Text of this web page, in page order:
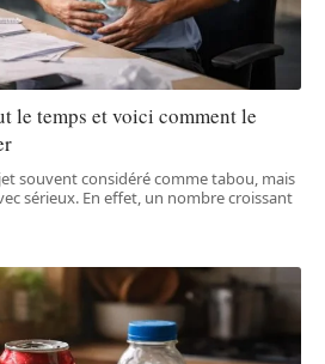
le temps et voici comment le
souvent considéré comme tabou, mais
sérieux. En effet, un nombre croissant